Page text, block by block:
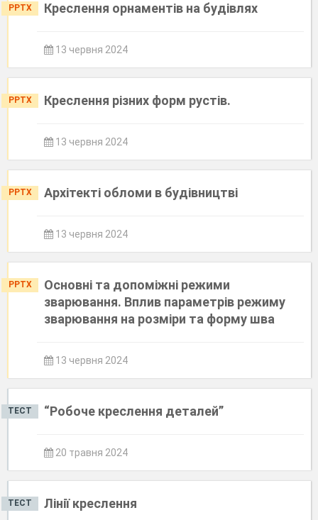
PPTX Креслення орнаментів на будівлях
13 червня 2024
PPTX Креслення різних форм рустів.
13 червня 2024
PPTX Архітекті обломи в будівництві
13 червня 2024
PPTX
Основні та допоміжні режими
зварювання. Вплив параметрів режиму
зварювання на розміри та форму шва
13 червня 2024
ТЕСТ “Робоче креслення деталей”
20 травня 2024
ТЕСТ Лінії креслення